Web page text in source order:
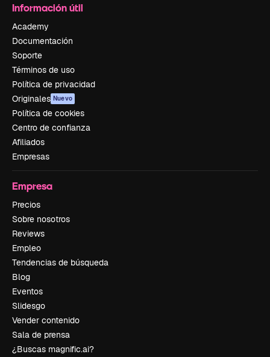
Información útil
Academy
Documentación
Soporte
Términos de uso
Política de privacidad
Originales Nuevo
Política de cookies
Centro de confianza
Afiliados
Empresas
Empresa
Precios
Sobre nosotros
Reviews
Empleo
Tendencias de búsqueda
Blog
Eventos
Slidesgo
Vender contenido
Sala de prensa
¿Buscas magnific.ai?